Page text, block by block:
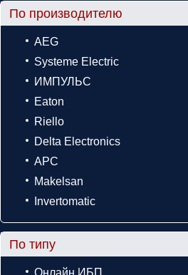
По производителю
AEG
Systeme Electric
ИМПУЛЬС
Eaton
Riello
Delta Electronics
APC
Makelsan
Invertomatic
По типу
Онлайн ИБП